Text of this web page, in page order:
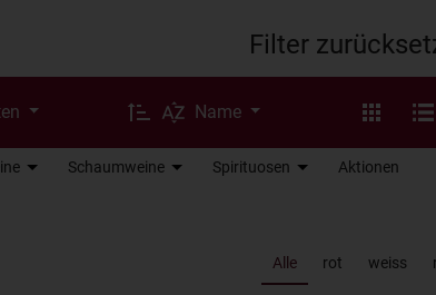
Filter
Name
Schaumweine Spirituosen Aktionen
Alle rot weiss